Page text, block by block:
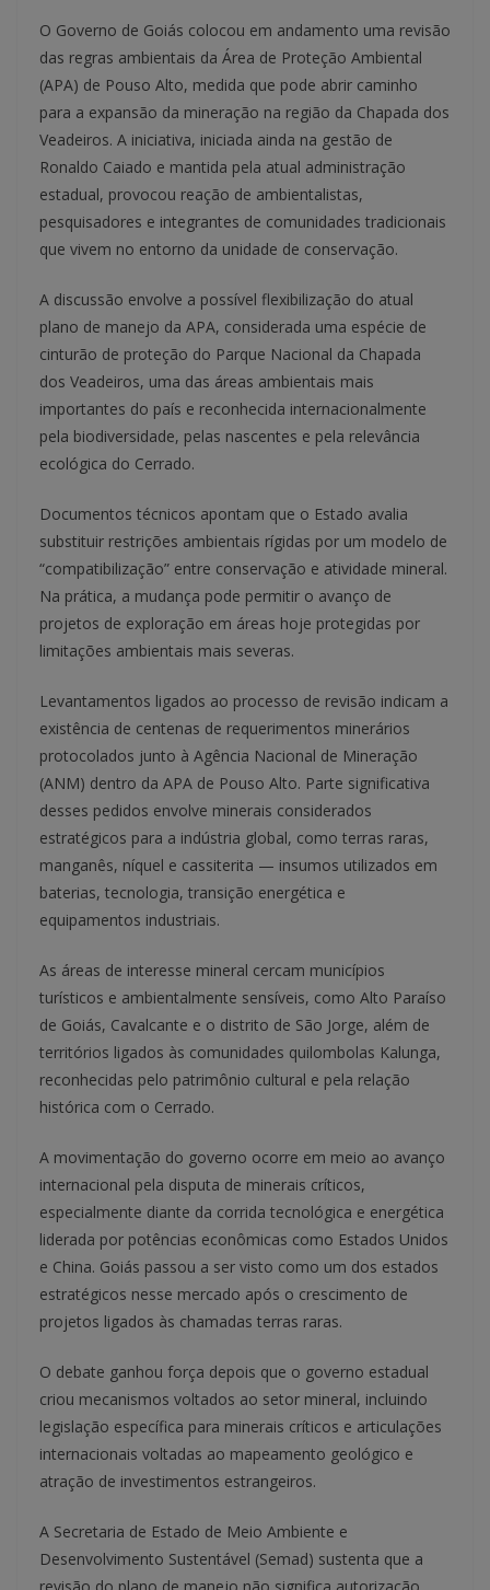
O Governo de Goiás colocou em andamento uma revisão
das regras ambientais da Área de Proteção Ambiental
(APA) de Pouso Alto, medida que pode abrir caminho
para a expansão da mineração na região da Chapada dos
Veadeiros. A iniciativa, iniciada ainda na gestão de
Ronaldo Caiado e mantida pela atual administração
estadual, provocou reação de ambientalistas,
pesquisadores e integrantes de comunidades tradicionais
que vivem no entorno da unidade de conservação.
A discussão envolve a possível flexibilização do atual
plano de manejo da APA, considerada uma espécie de
cinturão de proteção do Parque Nacional da Chapada
dos Veadeiros, uma das áreas ambientais mais
importantes do país e reconhecida internacionalmente
pela biodiversidade, pelas nascentes e pela relevância
ecológica do Cerrado.
Documentos técnicos apontam que o Estado avalia
substituir restrições ambientais rígidas por um modelo de
“compatibilização” entre conservação e atividade mineral.
Na prática, a mudança pode permitir o avanço de
projetos de exploração em áreas hoje protegidas por
limitações ambientais mais severas.
Levantamentos ligados ao processo de revisão indicam a
existência de centenas de requerimentos minerários
protocolados junto à Agência Nacional de Mineração
(ANM) dentro da APA de Pouso Alto. Parte significativa
desses pedidos envolve minerais considerados
estratégicos para a indústria global, como terras raras,
manganês, níquel e cassiterita — insumos utilizados em
baterias, tecnologia, transição energética e
equipamentos industriais.
As áreas de interesse mineral cercam municípios
turísticos e ambientalmente sensíveis, como Alto Paraíso
de Goiás, Cavalcante e o distrito de São Jorge, além de
territórios ligados às comunidades quilombolas Kalunga,
reconhecidas pelo patrimônio cultural e pela relação
histórica com o Cerrado.
A movimentação do governo ocorre em meio ao avanço
internacional pela disputa de minerais críticos,
especialmente diante da corrida tecnológica e energética
liderada por potências econômicas como Estados Unidos
e China. Goiás passou a ser visto como um dos estados
estratégicos nesse mercado após o crescimento de
projetos ligados às chamadas terras raras.
O debate ganhou força depois que o governo estadual
criou mecanismos voltados ao setor mineral, incluindo
legislação específica para minerais críticos e articulações
internacionais voltadas ao mapeamento geológico e
atração de investimentos estrangeiros.
A Secretaria de Estado de Meio Ambiente e
Desenvolvimento Sustentável (Semad) sustenta que a